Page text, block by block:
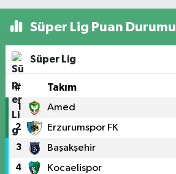
Süper Lig Puan Durumu
Süper Lig
# Takım
1 Amed
2 Erzurumspor FK
3 Başakşehir
4 Kocaelispor